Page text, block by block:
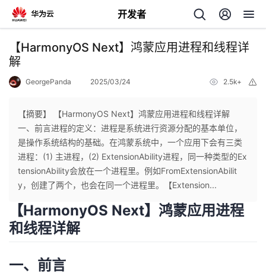
开发者
返
回
个
人
主
页
我
开
【HarmonyOS Next】鸿蒙应用进程和线程详
解
GeorgePanda 2025/03/24 2.5k+
【摘要】 【HarmonyOS Next】鸿蒙应用进程和线程详解
一、前言进程的定义：进程是系统进行资源分配的基本单位，
是操作系统结构的基础。在鸿蒙系统中，一个应用下会有三类
进程：(1) 主进程，(2) ExtensionAbility进程，同一种类型的Ex
tensionAbility会放在一个进程里。例如FromExtensionAbilit
y，创建了两个，也会在同一个进程里。【Extension...
【HarmonyOS Next】鸿蒙应用进程
和线程详解
一、前言